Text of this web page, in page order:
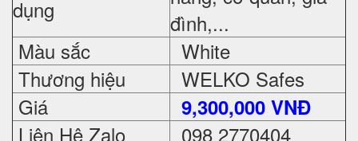
dụng
đình,...
Màu sắc
White
Thương hiệu
WELKO Safes
Giá
9,300,000 VNĐ
Liên Hệ Zalo 098 2770404